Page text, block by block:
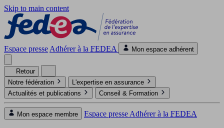
Skip to main content
Espace presse Adhérer à la FEDEA Mon espace adhérent
Retour
Notre fédération
L'expertise en assurance
Actualités et publications
Conseil & Formation
Mon espace membre Espace presse Adhérer à la FEDEA